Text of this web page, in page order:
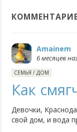
посредника.
Amainem
6 месяцев
СЕМЬЯ / ДОМ
Как
Девочки,
свой дом, и вода